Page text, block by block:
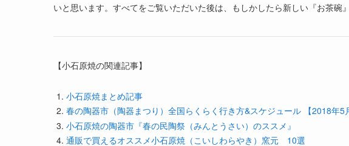
いと思います。すべてをご覧いただいた後は、もしかしたら新しい『お茶碗
【小石原焼の関連記事】
小石原焼まとめ記事
春の陶器市（陶器まつり）全国らくらく行き方&スケジュール 【2018年5
小石原焼の陶器市『春の民陶祭（みんとうさい）のススメ』
通販で買えるオススメ小石原焼（こいしわらやき）窯元 10選